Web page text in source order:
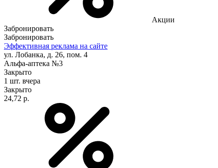
Акции
Забронировать
Забронировать
Эффективная реклама на сайте
ул. Лобанка, д. 26, пом. 4
Альфа-аптека №3
Закрыто
1 шт. вчера
Закрыто
24,72 р.